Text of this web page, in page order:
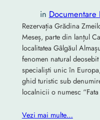
in Documentare
Rezervația Grădina
Meseș, parte din lanțul
localitatea Gâlgăul
fenomen natural
specialiști unic în
ghid turistic sub
localnicii o numesc “Fata
Vezi mai multe…